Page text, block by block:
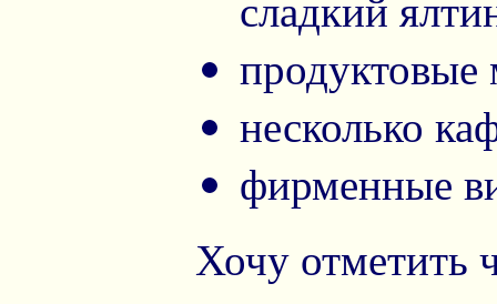
продуктовые
несколько
фирменные
Хочу отметить